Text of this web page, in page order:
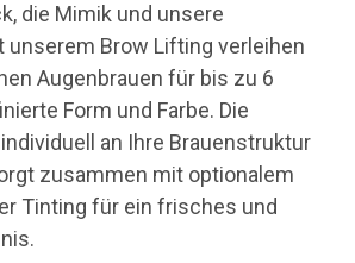
die Mimik und unsere
unserem Brow Lifting verleihen
Augenbrauen für bis zu 6
Form und Farbe. Die
an Ihre Brauenstruktur
zusammen mit optionalem
Tinting für ein frisches und